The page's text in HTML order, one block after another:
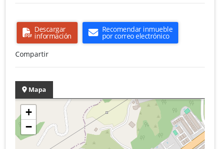
Descargar
información
Recomendar inmueble
por correo electrónico
Compartir
Mapa
+
−